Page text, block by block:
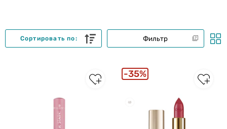
Фильтр
Сортировать по:
35%